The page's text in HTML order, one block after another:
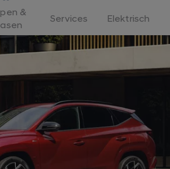
&
Services
Elektrisch